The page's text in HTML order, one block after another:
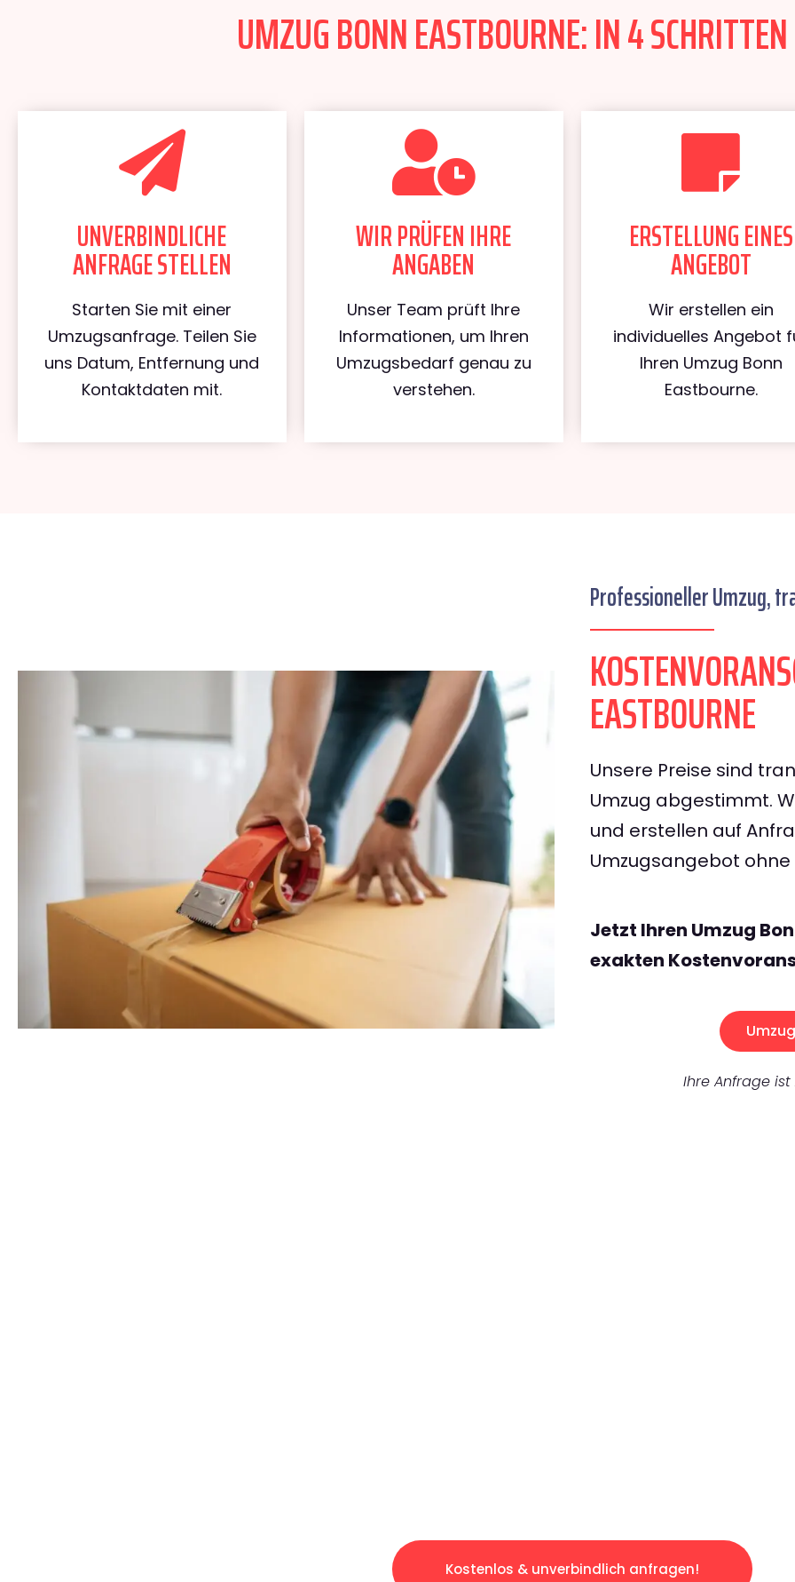
UMZUG BONN EASTBOURNE: IN 4
UNVERBINDLICHE
ANFRAGE STELLEN
Starten Sie mit einer
Umzugsanfrage. Teilen Sie
uns Datum, Entfernung und
Kontaktdaten mit.
WIR PRÜFEN IHRE
ANGABEN
Unser Team prüft Ihre
Informationen, um Ihren
Umzugsbedarf genau zu
verstehen.
ERSTELLUNG EINES
ANGEBOT
Wir erstellen ein
individuelles Angebot
Ihren Umzug Bonn
Eastbourne.
Professioneller Umzug,
EASTBOURNE
Unsere Preise sind
Umzug abgestimmt.
und erstellen auf
Umzugsangebot
Jetzt Ihren Umzug
exakten
Ihre Anfrage ist
Kostenlos & unverbindlich anfragen!